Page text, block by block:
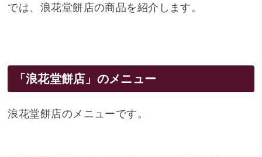
では、浪花堂餅店の商品を紹介します。
「浪花堂餅店」のメニュー
浪花堂餅店のメニューです。